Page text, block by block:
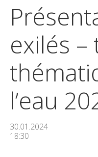
exilés
l’eau
30.01.2024
18:30